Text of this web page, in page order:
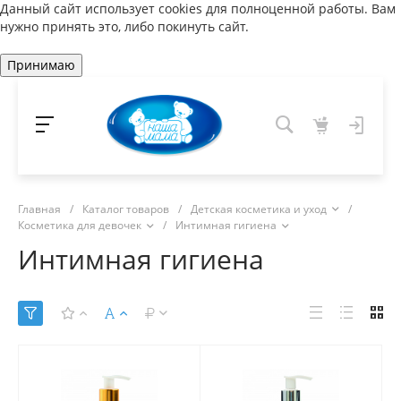
Данный сайт использует cookies для полноценной работы. Вам
нужно принять это, либо покинуть сайт.
Принимаю
Главная / Каталог товаров / Детская косметика и уход
/
Косметика для девочек
/ Интимная гигиена
Интимная гигиена